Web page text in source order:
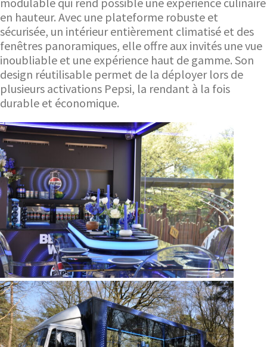
en hauteur. Avec une plateforme robuste et
sécurisée, un intérieur entièrement climatisé et des
fenêtres panoramiques, elle offre aux invités une vue
inoubliable et une expérience haut de gamme. Son
design réutilisable permet de la déployer lors de
plusieurs activations Pepsi, la rendant à la fois
durable et économique.